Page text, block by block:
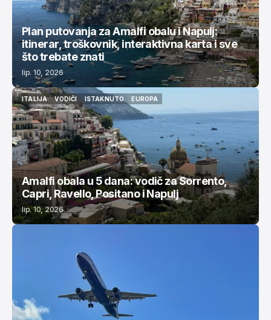
Plan putovanja za Amalfi obalu i Napulj:
itinerar, troškovnik, interaktivna karta i sve
što trebate znati
lip. 10, 2026
ITALIJA
ITALIJA
VODIČI
VODIČI
ISTAKNUTO
ISTAKNUTO
EUROPA
EUROPA
Amalfi obala u 5 dana: vodič za Sorrento,
Capri, Ravello, Positano i Napulj
lip. 10, 2026